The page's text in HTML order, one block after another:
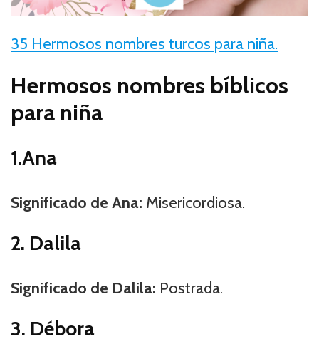
35 Hermosos nombres turcos para niña.
Hermosos nombres bíblicos
para niña
1.Ana
Significado de Ana: Misericordiosa.
2. Dalila
Significado de Dalila: Postrada.
3. Débora